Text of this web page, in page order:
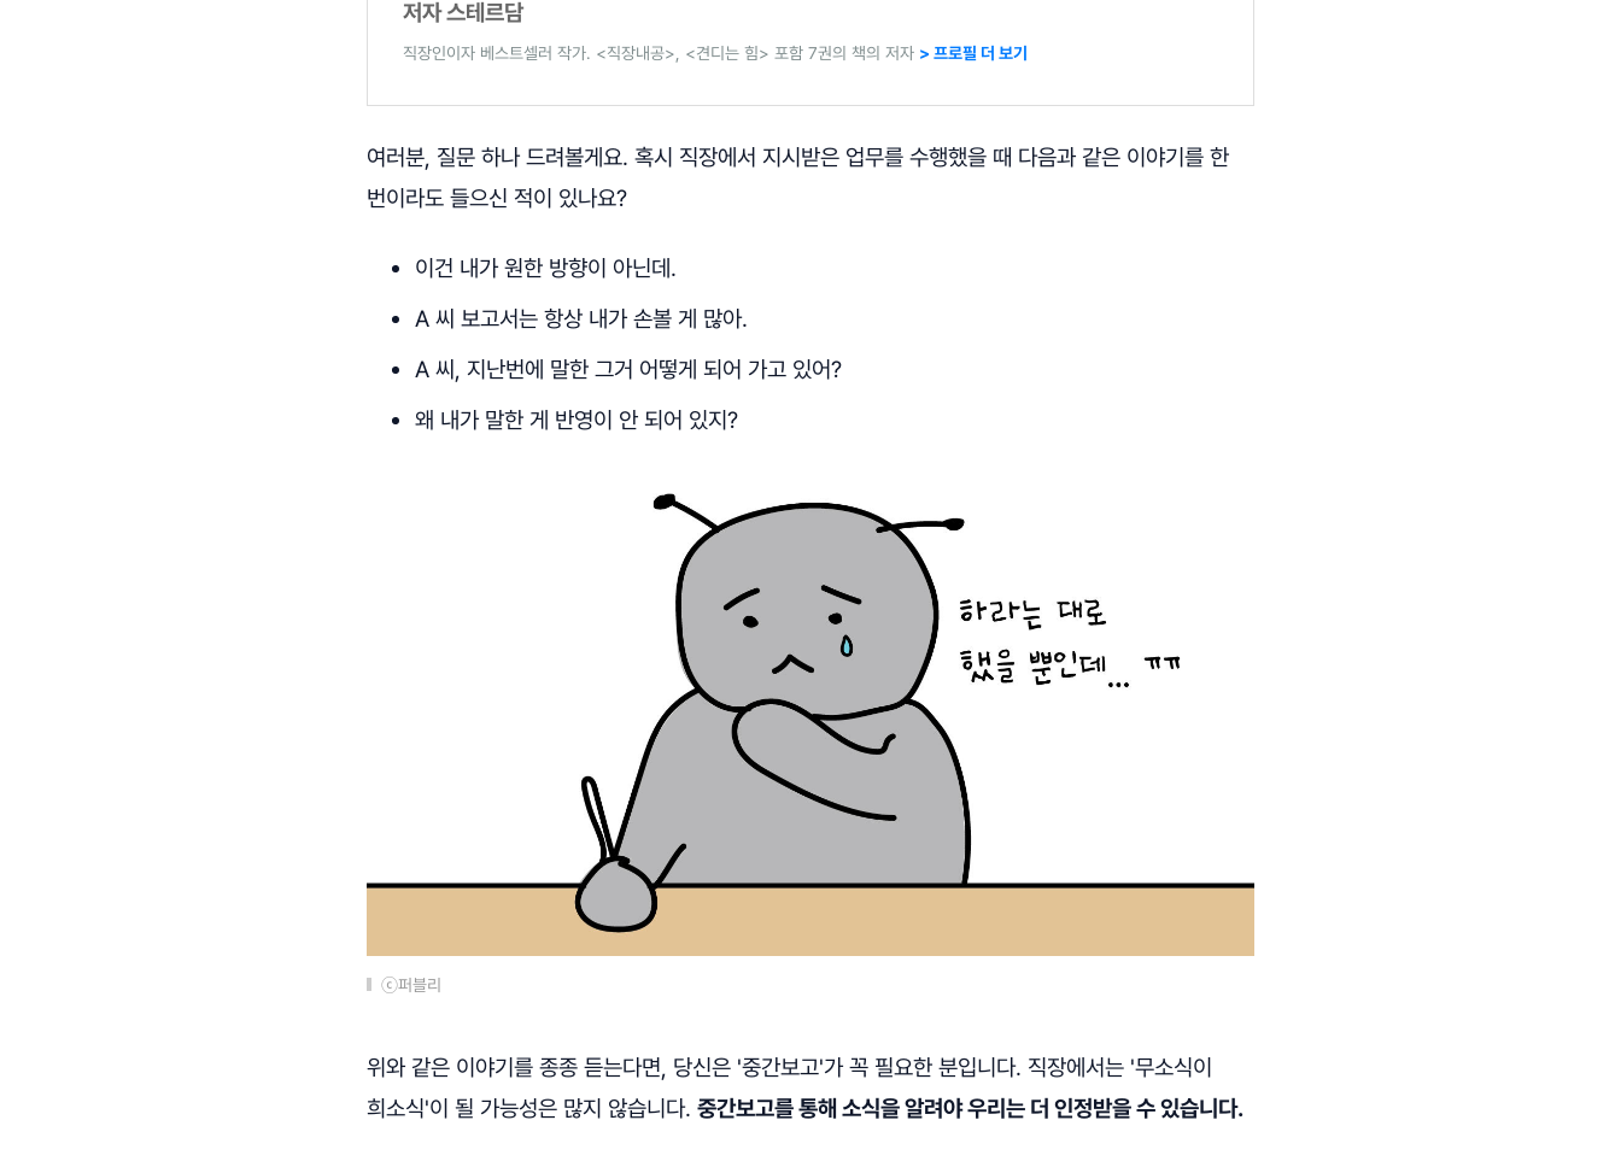
저자 스테르담
직장인이자 베스트셀러 작가. <직장내공>, <견디는 힘> 포함 7권의 책의 저자 > 프로필 더 보기
여러분, 질문 하나 드려볼게요. 혹시 직장에서 지시받은 업무를 수행했을 때 다음과 같은 이야기를 한
번이라도 들으신 적이 있나요?
이건 내가 원한 방향이 아닌데.
A 씨 보고서는 항상 내가 손볼 게 많아.
A 씨, 지난번에 말한 그거 어떻게 되어 가고 있어?
왜 내가 말한 게 반영이 안 되어 있지?
ⓒ퍼블리
위와 같은 이야기를 종종 듣는다면, 당신은 '중간보고'가 꼭 필요한 분입니다. 직장에서는 '무소식이
희소식'이 될 가능성은 많지 않습니다. 중간보고를 통해 소식을 알려야 우리는 더 인정받을 수 있습니다.